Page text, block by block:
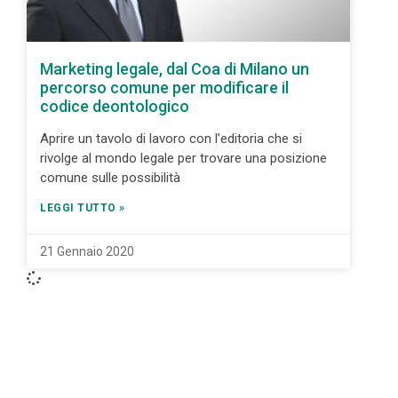
Marketing legale, dal Coa di Milano un
percorso comune per modificare il
codice deontologico
Aprire un tavolo di lavoro con l’editoria che si
rivolge al mondo legale per trovare una posizione
comune sulle possibilità
LEGGI TUTTO »
21 Gennaio 2020